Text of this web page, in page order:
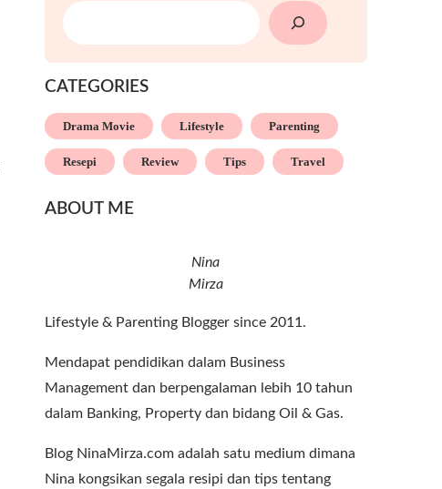
SEARCH
CATEGORIES
Drama Movie Lifestyle Parenting
Resepi Review Tips Travel
ABOUT ME
Nina
Mirza
Lifestyle & Parenting Blogger since 2011.
Mendapat pendidikan dalam Business
Management dan berpengalaman lebih 10 tahun
dalam Banking, Property dan bidang Oil & Gas.
Blog NinaMirza.com adalah satu medium dimana
Nina kongsikan segala resipi dan tips tentang